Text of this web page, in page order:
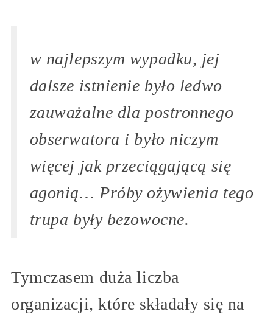
w najlepszym wypadku, jej
dalsze istnienie było ledwo
zauważalne dla postronnego
obserwatora i było niczym
więcej jak przeciągającą się
agonią… Próby ożywienia tego
trupa były bezowocne.
Tymczasem duża liczba
organizacji, które składały się na